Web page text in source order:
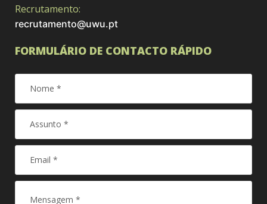
Recrutamento:
recrutamento@uwu.pt
FORMULÁRIO DE CONTACTO RÁPIDO